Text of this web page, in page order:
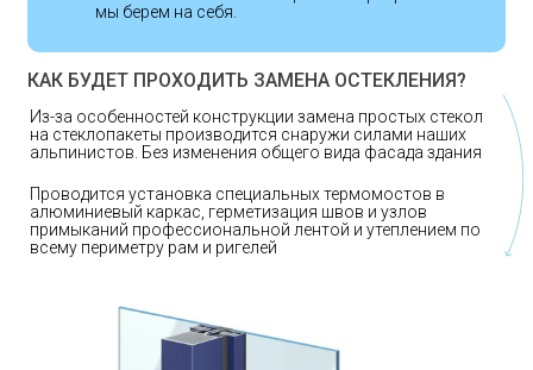
мы берем на себя.
КАК БУДЕТ ПРОХОДИТЬ ЗАМЕНА ОСТЕКЛЕНИЯ?
Из-за особенностей конструкции замена простых стекол
на стеклопакеты производится снаружи силами наших
альпинистов. Без изменения общего вида фасада здания
Проводится установка специальных термомостов в
алюминиевый каркас, герметизация швов и узлов
примыканий профессиональной лентой и утеплением по
всему периметру рам и ригелей